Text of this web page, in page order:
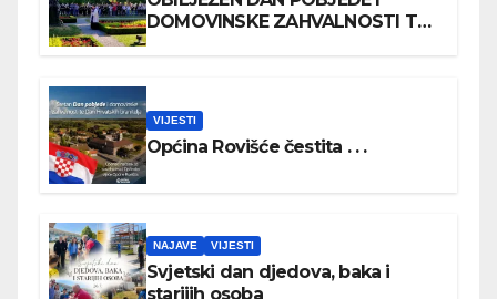
DOMOVINSKE ZAHVALNOSTI TE
VIJESTI
Općina Rovišće čestita . . .
NAJAVE VIJESTI
Svjetski dan djedova, baka i
starijih osoba